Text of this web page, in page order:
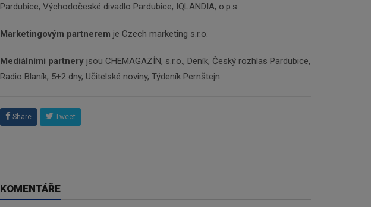
Pardubice, Východočeské divadlo Pardubice, IQLANDIA, o.p.s.
Marketingovým partnerem je Czech marketing s.r.o.
Mediálními partnery jsou CHEMAGAZÍN, s.r.o., Deník, Český rozhlas Pardubice,
Radio Blaník, 5+2 dny, Učitelské noviny, Týdeník Pernštejn
Share Tweet
KOMENTÁŘE